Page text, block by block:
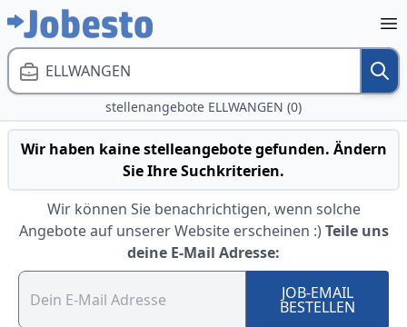
ELLWANGEN
stellenangebote ELLWANGEN (0)
Wir haben kaine stelleangebote gefunden. Ändern
Sie Ihre Suchkriterien.
Wir können Sie benachrichtigen, wenn solche
Angebote auf unserer Website erscheinen :) Teile uns
deine E-Mail Adresse:
JOB-EMAIL
BESTELLEN